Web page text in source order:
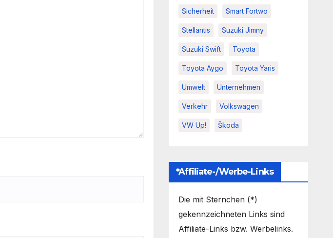
Sicherheit Smart Fortwo
Stellantis Suzuki Jimny
Suzuki Swift Toyota
Toyota Aygo Toyota Yaris
Umwelt Unternehmen
Verkehr Volkswagen
VW Up! Škoda
*Affiliate-/Werbe-Links
Die mit Sternchen (*)
gekennzeichneten Links sind
Affiliate-Links bzw. Werbelinks.